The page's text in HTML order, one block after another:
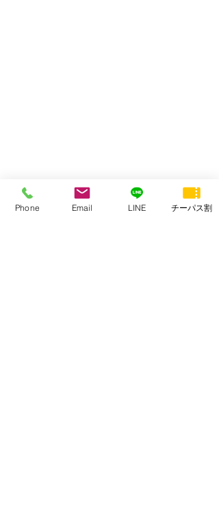
Phone Email LINE チーパス割